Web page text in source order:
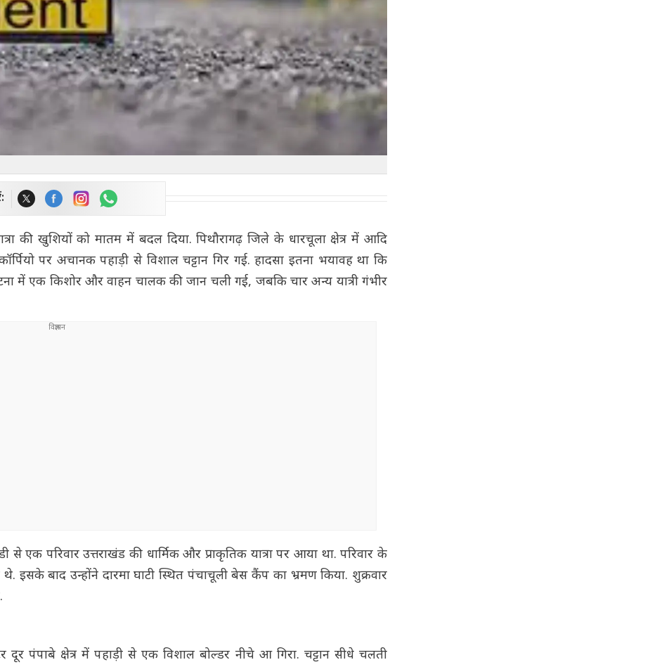
की खुशियों को मातम में बदल दिया. पिथौरागढ़ जिले के धारचूला क्षेत्र में आदि
पर अचानक पहाड़ी से विशाल चट्टान गिर गई. हादसा इतना भयावह था कि
में एक किशोर और वाहन चालक की जान चली गई, जबकि चार अन्य यात्री गंभीर
एक परिवार उत्तराखंड की धार्मिक और प्राकृतिक यात्रा पर आया था. परिवार के
बाद उन्होंने दारमा घाटी स्थित पंचाचूली बेस कैंप का भ्रमण किया. शुक्रवार
पंपाबे क्षेत्र में पहाड़ी से एक विशाल बोल्डर नीचे आ गिरा. चट्टान सीधे चलती